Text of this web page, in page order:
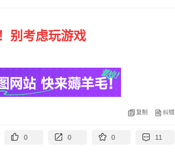
别考虑玩游戏
复制 纠错
0 0 0 11